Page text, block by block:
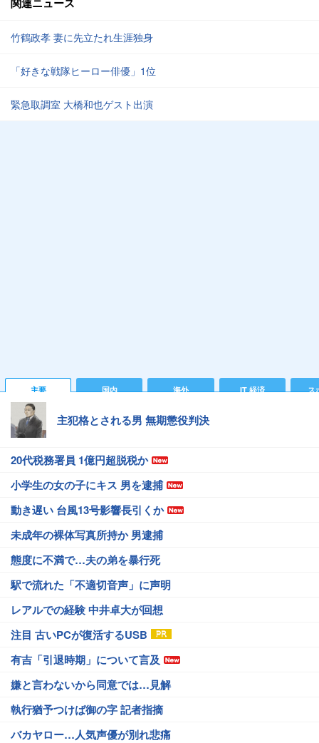
竹鶴政孝 妻に先立たれ生涯独身
「好きな戦隊ヒーロー俳優」1位
緊急取調室 大橋和也ゲスト出演
主要 国内 海外 IT 経済 ス
主犯格とされる男 無期懲役判決
20代税務署員 1億円超脱税か
小学生の女の子にキス 男を逮捕
動き遅い 台風13号影響長引くか
未成年の裸体写真所持か 男逮捕
態度に不満で…夫の弟を暴行死
駅で流れた「不適切音声」に声明
レアルでの経験 中井卓大が回想
注目 古いPCが復活するUSB
有吉「引退時期」について言及
嫌と言わないから同意では…見解
執行猶予つけば御の字 記者指摘
バカヤロー…人気声優が別れ悲痛